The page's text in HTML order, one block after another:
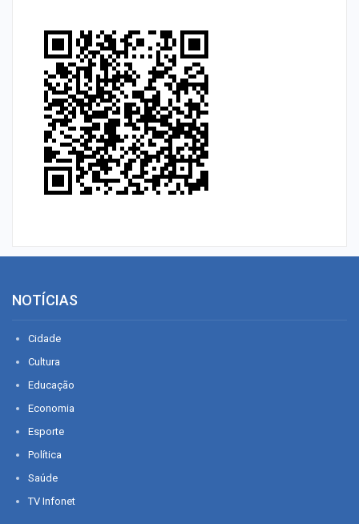
NOTÍCIAS
Cidade
Cultura
Educação
Economia
Esporte
Política
Saúde
TV Infonet